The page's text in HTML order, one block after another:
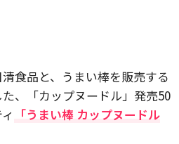
食品と、うまい棒を販売する
、「カップヌードル」発売50
「うまい棒 カップヌードル